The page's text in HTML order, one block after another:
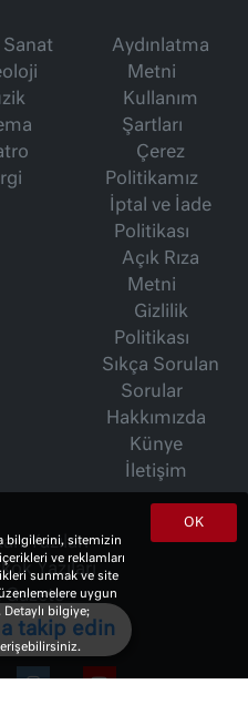
Sanat
Aydınlatma
Metni
Kullanım
Şartları
Çerez
Politikamız
İptal ve İade
Politikası
Açık Rıza
Metni
Gizlilik
Politikası
Sıkça Sorulan
Sorular
Hakkımızda
Künye
İletişim
Yazıları
Yazıları
Gazete
OK
bilgilerini, sitemizin
ve reklamları
sunmak ve site
uygun
bilgiye;
takip edin